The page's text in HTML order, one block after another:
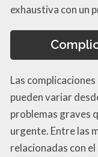
exhaustiva con un
Las
pueden variar
problemas graves
urgente. Entre las
relacionadas con